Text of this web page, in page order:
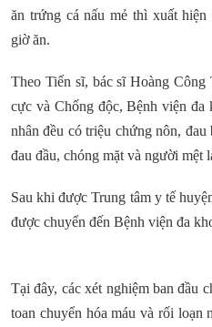
ăn trứng cá nấu mẻ thì xuất
giờ ăn.
Theo Tiến sĩ, bác sĩ Hoàng
cực và Chống độc, Bệnh viện đa
nhân đều có triệu chứng nôn,
đau đầu, chóng mặt và người mệt
Sau khi được Trung tâm y tế
được chuyển đến Bệnh viện đa
Tại đây, các xét nghiệm ban đầu
toan chuyển hóa máu và rối loạn